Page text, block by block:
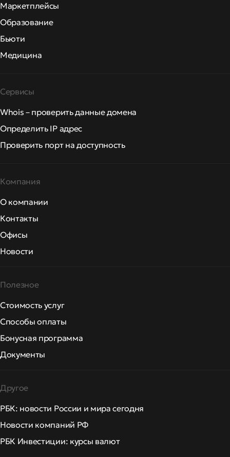
Маркетплейсы
Образование
Бьюти
Медицина
Сервисы
Whois – проверить данные домена
Определить IP адрес
Проверить порт на доступность
Компания
О компании
Контакты
Офисы
Новости
Полезное
Стоимость услуг
Способы оплаты
Бонусная программа
Документы
Другое
РБК: новости России и мира сегодня
Новости компаний РФ
РБК Инвестиции: курсы валют